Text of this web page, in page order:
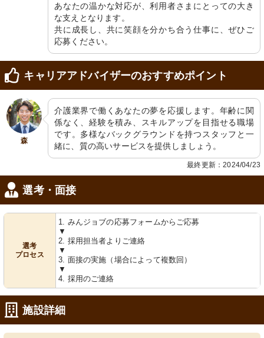
あなたの温かな対応が、利用者さまにとっての大き
な支えとなります。
共に成長し、共に笑顔を分かち合う仕事に、ぜひご
応募ください。
キャリアアドバイザーのおすすめポイント
森
介護業界で働くあなたの夢を応援します。年齢に関
係なく、経験を積み、スキルアップを目指せる職場
です。多様なバックグラウンドを持つスタッフと一
緒に、質の高いサービスを提供しましょう。
最終更新：2024/04/23
選考・面接
選考
プロセス
1. みんジョブの応募フォームからご応募
▼
2. 採用担当者よりご連絡
▼
3. 面接の実施（場合によって複数回）
▼
4. 採用のご連絡
施設詳細